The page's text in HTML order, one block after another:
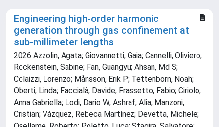
Engineering high-order harmonic
generation through gas confinement at
sub-millimeter lengths
2026 Azzolin, Agata; Giovannetti, Gaia; Cannelli, Oliviero;
Rockenstein, Sabine; Fan, Guangyu; Ahsan, Md S;
Colaizzi, Lorenzo; Månsson, Erik P; Tettenborn, Noah;
Oberti, Linda; Faccialà, Davide; Frassetto, Fabio; Ciriolo,
Anna Gabriella; Lodi, Dario W; Ashraf, Alia; Manzoni,
Cristian; Vázquez, Rebeca Martínez; Devetta, Michele;